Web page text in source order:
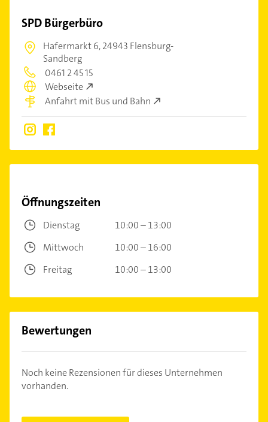
SPD Bürgerbüro
Hafermarkt 6,24943 Flensburg-
Sandberg
0461 2 45 15
Webseite
Anfahrt mit Bus und Bahn
Öffnungszeiten
Dienstag
10:00 – 13:00
Mittwoch
10:00 – 16:00
Freitag
10:00 – 13:00
Bewertungen
Noch keine Rezensionen für dieses Unternehmen
vorhanden.